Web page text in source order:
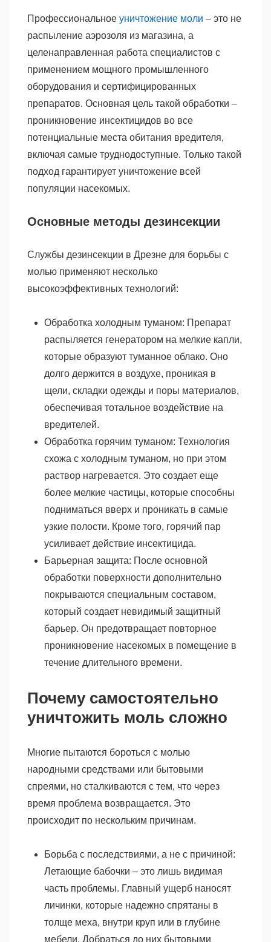
Профессиональное уничтожение моли – это не
распыление аэрозоля из магазина, а
целенаправленная работа специалистов с
применением мощного промышленного
оборудования и сертифицированных
препаратов. Основная цель такой обработки –
проникновение инсектицидов во все
потенциальные места обитания вредителя,
включая самые труднодоступные. Только такой
подход гарантирует уничтожение всей
популяции насекомых.
Основные методы дезинсекции
Службы дезинсекции в Дрезне для борьбы с
молью применяют несколько
высокоэффективных технологий:
Обработка холодным туманом: Препарат
распыляется генератором на мелкие капли,
которые образуют туманное облако. Оно
долго держится в воздухе, проникая в
щели, складки одежды и поры материалов,
обеспечивая тотальное воздействие на
вредителей.
Обработка горячим туманом: Технология
схожа с холодным туманом, но при этом
раствор нагревается. Это создает еще
более мелкие частицы, которые способны
подниматься вверх и проникать в самые
узкие полости. Кроме того, горячий пар
усиливает действие инсектицида.
Барьерная защита: После основной
обработки поверхности дополнительно
покрываются специальным составом,
который создает невидимый защитный
барьер. Он предотвращает повторное
проникновение насекомых в помещение в
течение длительного времени.
Почему самостоятельно
уничтожить моль сложно
Многие пытаются бороться с молью
народными средствами или бытовыми
спреями, но сталкиваются с тем, что через
время проблема возвращается. Это
происходит по нескольким причинам.
Борьба с последствиями, а не с причиной:
Летающие бабочки – это лишь видимая
часть проблемы. Главный ущерб наносят
личинки, которые надежно спрятаны в
толще меха, внутри круп или в глубине
мебели. Добраться до них бытовыми